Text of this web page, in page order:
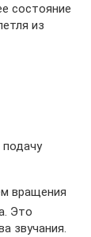
состояние
из
вращения
Это
звучания.